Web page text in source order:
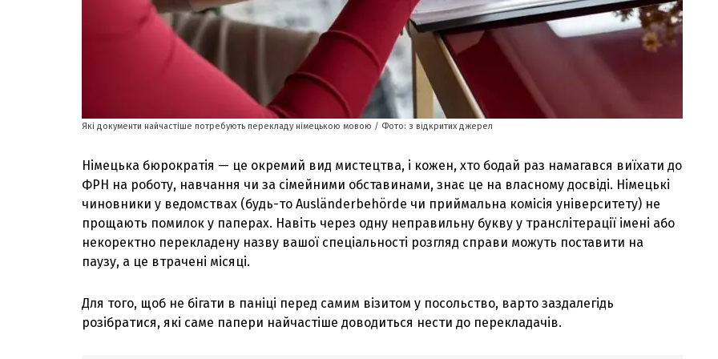
Які документи найчастіше потребують перекладу німецькою мовою / Фото: з відкритих джерел
Німецька бюрократія — це окремий вид мистецтва, і кожен, хто бодай раз намагався виїхати до
ФРН на роботу, навчання чи за сімейними обставинами, знає це на власному досвіді. Німецькі
чиновники у ведомствах (будь-то Ausländerbehörde чи приймальна комісія університету) не
прощають помилок у паперах. Навіть через одну неправильну букву у транслітерації імені або
некоректно перекладену назву вашої спеціальності розгляд справи можуть поставити на
паузу, а це втрачені місяці.
Для того, щоб не бігати в паніці перед самим візитом у посольство, варто заздалегідь
розібратися, які саме папери найчастіше доводиться нести до перекладачів.